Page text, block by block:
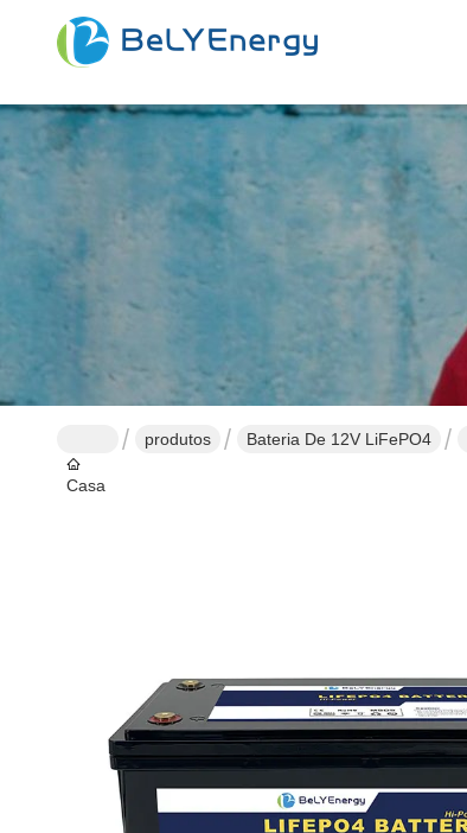
Casa
produtos Bateria De 12V LiFePO4